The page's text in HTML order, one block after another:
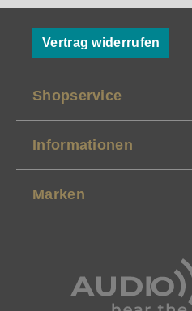
Vertrag widerrufen
Shopservice
Informationen
Marken